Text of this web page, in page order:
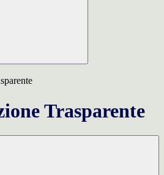
Trasparente